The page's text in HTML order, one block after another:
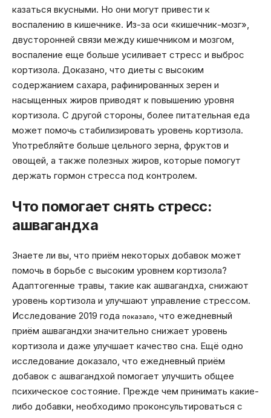
казаться вкусными. Но они могут привести к
воспалению в кишечнике. Из-за оси «кишечник-мозг»,
двусторонней связи между кишечником и мозгом,
воспаление еще больше усиливает стресс и выброс
кортизола. Доказано, что диеты с высоким
содержанием сахара, рафинированных зерен и
насыщенных жиров приводят к повышению уровня
кортизола. С другой стороны, более питательная еда
может помочь стабилизировать уровень кортизола.
Употребляйте больше цельного зерна, фруктов и
овощей, а также полезных жиров, которые помогут
держать гормон стресса под контролем.
Что помогает снять стресс:
ашвагандха
Знаете ли вы, что приём некоторых добавок может
помочь в борьбе с высоким уровнем кортизола?
Адаптогенные травы, такие как ашвагандха, снижают
уровень кортизола и улучшают управление стрессом.
Исследование 2019 года показало, что ежедневный
приём ашвагандхи значительно снижает уровень
кортизола и даже улучшает качество сна. Ещё одно
исследование доказало, что ежедневный приём
добавок с ашвагандхой помогает улучшить общее
психическое состояние. Прежде чем принимать какие-
либо добавки, необходимо проконсультироваться с